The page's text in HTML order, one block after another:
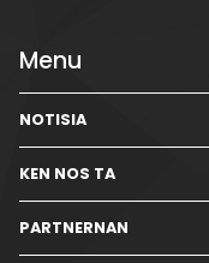
Menu
NOTISIA
KEN NOS TA
PARTNERNAN